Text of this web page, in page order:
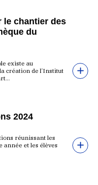
le chantier des
du
existe au
création de l’Institut
2024
réunissant les
année et les élèves